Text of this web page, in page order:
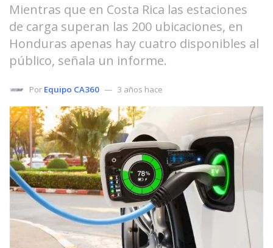
Mientras que en Costa Rica las estaciones
de carga superan las 200 ubicaciones, en
Honduras apenas hay cuatro disponibles al
público, señala un informe.
Por Equipo CA360 3 años hace